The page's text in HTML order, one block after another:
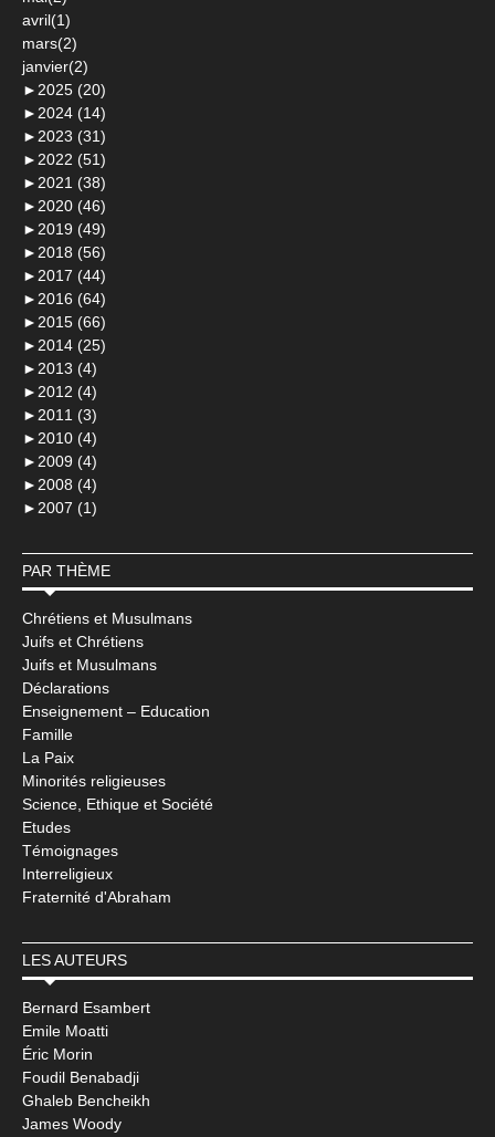
avril(1)
mars(2)
janvier(2)
► 2025 (20)
► 2024 (14)
► 2023 (31)
► 2022 (51)
► 2021 (38)
► 2020 (46)
► 2019 (49)
► 2018 (56)
► 2017 (44)
► 2016 (64)
► 2015 (66)
► 2014 (25)
► 2013 (4)
► 2012 (4)
► 2011 (3)
► 2010 (4)
► 2009 (4)
► 2008 (4)
► 2007 (1)
PAR THÈME
Chrétiens et Musulmans
Juifs et Chrétiens
Juifs et Musulmans
Déclarations
Enseignement – Education
Famille
La Paix
Minorités religieuses
Science, Ethique et Société
Etudes
Témoignages
Interreligieux
Fraternité d'Abraham
LES AUTEURS
Bernard Esambert
Emile Moatti
Éric Morin
Foudil Benabadji
Ghaleb Bencheikh
James Woody